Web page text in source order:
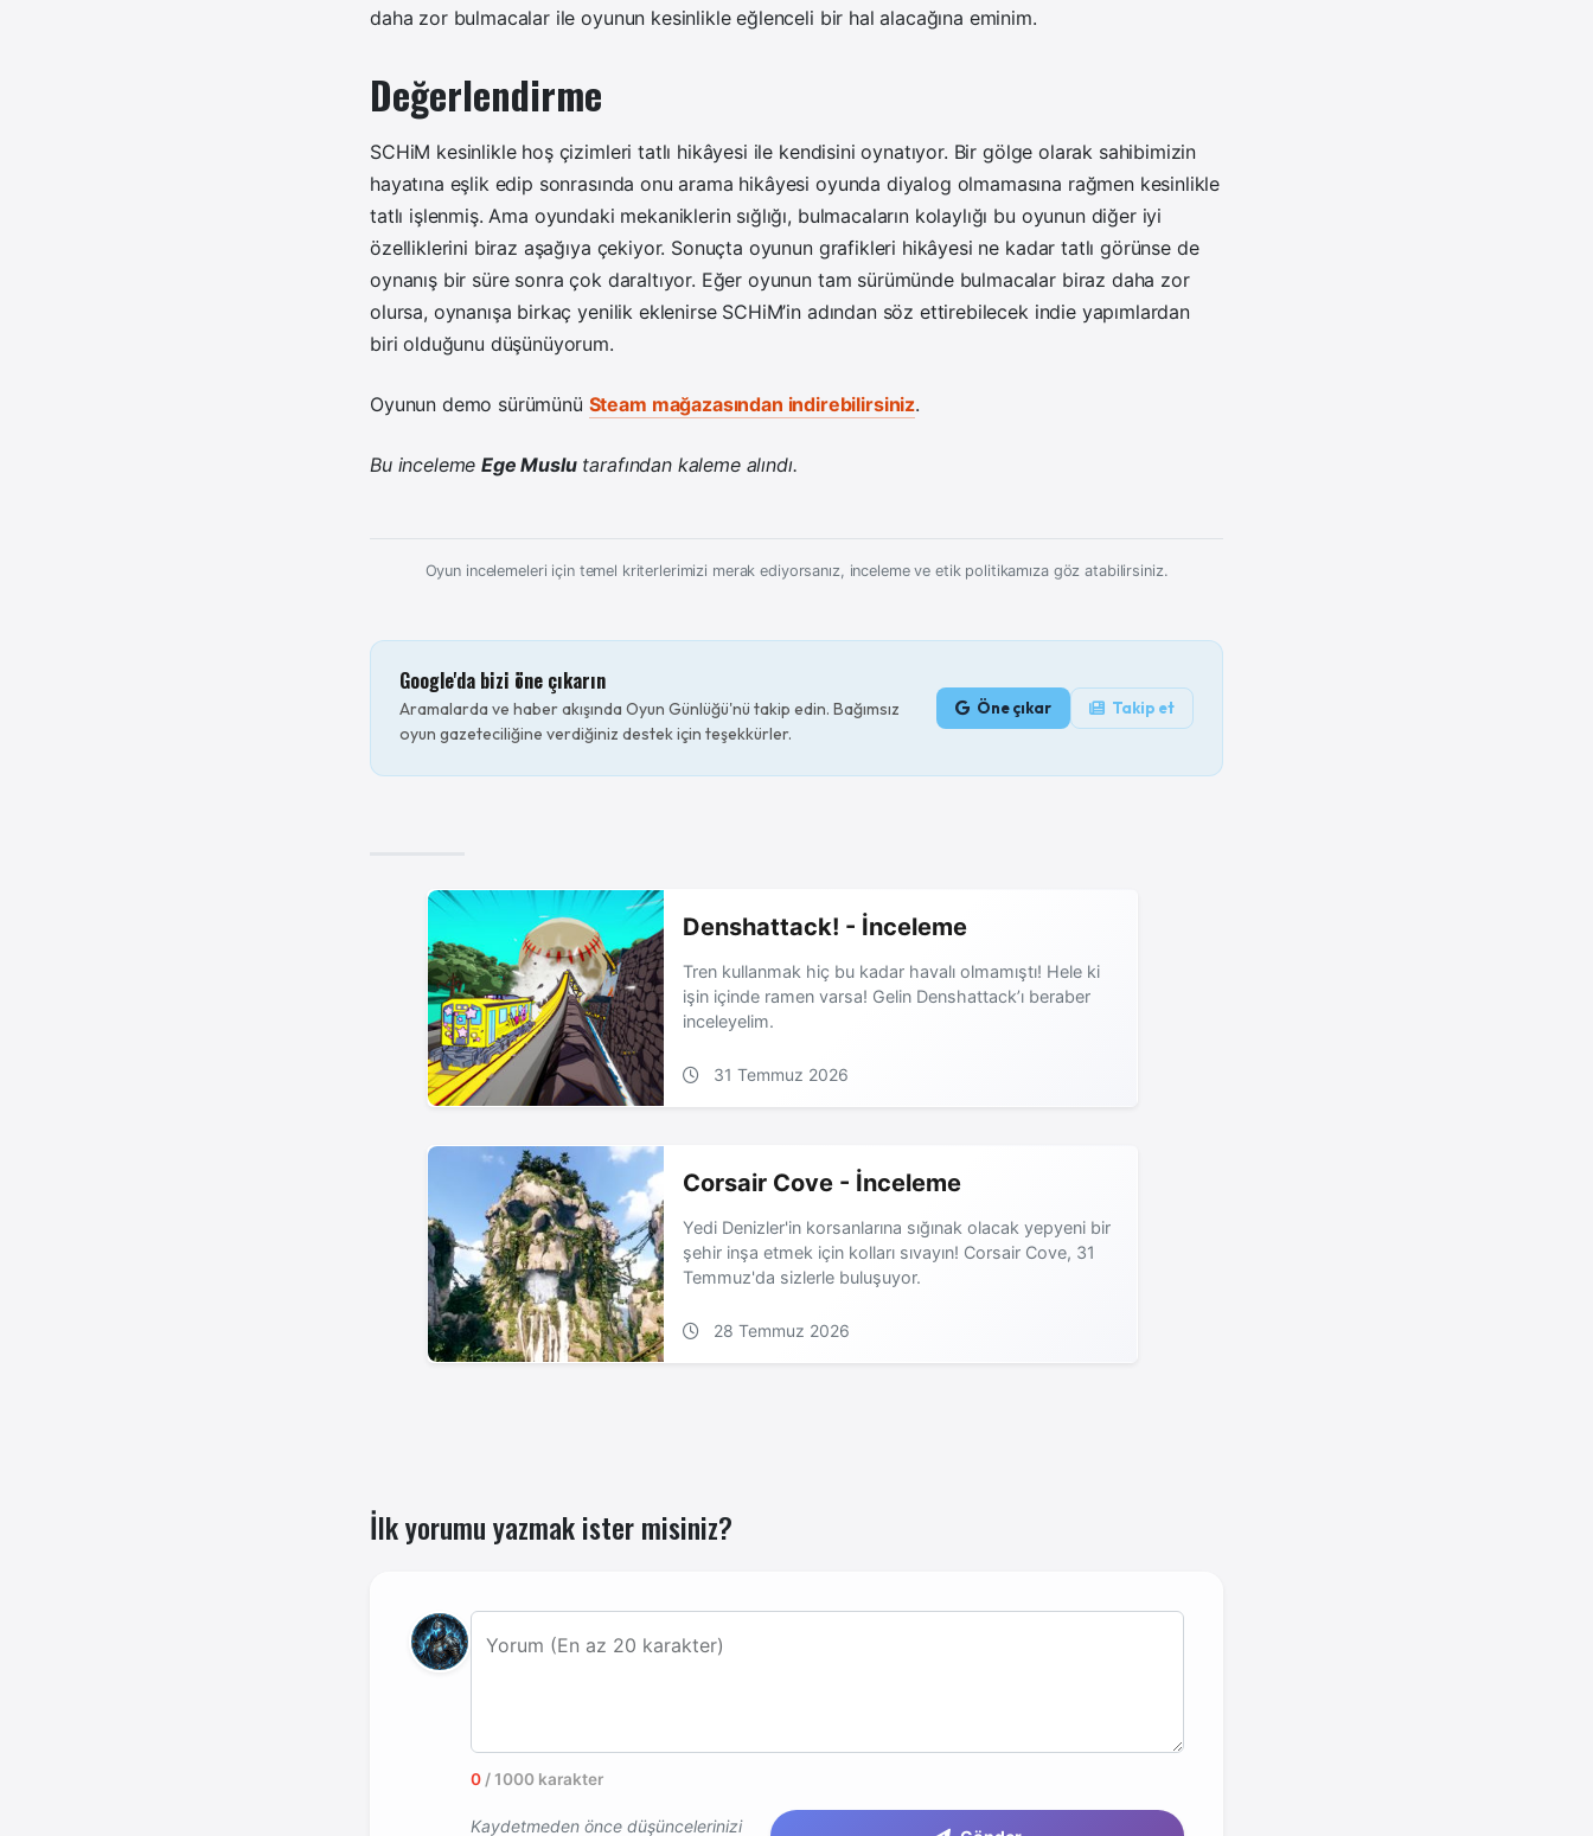
daha zor bulmacalar ile oyunun kesinlikle eğlenceli bir hal alacağına eminim.
Değerlendirme
SCHiM kesinlikle hoş çizimleri tatlı hikâyesi ile kendisini oynatıyor. Bir gölge olarak sahibimizin
hayatına eşlik edip sonrasında onu arama hikâyesi oyunda diyalog olmamasına rağmen kesinlikle
tatlı işlenmiş. Ama oyundaki mekaniklerin sığlığı, bulmacaların kolaylığı bu oyunun diğer iyi
özelliklerini biraz aşağıya çekiyor. Sonuçta oyunun grafikleri hikâyesi ne kadar tatlı görünse de
oynanış bir süre sonra çok daraltıyor. Eğer oyunun tam sürümünde bulmacalar biraz daha zor
olursa, oynanışa birkaç yenilik eklenirse SCHiM’in adından söz ettirebilecek indie yapımlardan
biri olduğunu düşünüyorum.
Oyunun demo sürümünü Steam mağazasından indirebilirsiniz.
Bu incelemeEge Muslutarafından kaleme alındı.
Oyun incelemeleri için temel kriterlerimizi merak ediyorsanız, inceleme ve etik politikamıza göz atabilirsiniz.
Google'da bizi öne çıkarın
Aramalarda ve haber akışında Oyun Günlüğü'nü takip edin. Bağımsız
oyun gazeteciliğine verdiğiniz destek için teşekkürler.
Öne çıkar Takip et
Denshattack! - İnceleme
Tren kullanmak hiç bu kadar havalı olmamıştı! Hele ki
işin içinde ramen varsa! Gelin Denshattack’ı beraber
inceleyelim.
31 Temmuz 2026
Corsair Cove - İnceleme
Yedi Denizler'in korsanlarına sığınak olacak yepyeni bir
şehir inşa etmek için kolları sıvayın! Corsair Cove, 31
Temmuz'da sizlerle buluşuyor.
28 Temmuz 2026
İlk yorumu yazmak ister misiniz?
Yorum (En az 20 karakter)
0 / 1000 karakter
Kaydetmeden önce düşüncelerinizi